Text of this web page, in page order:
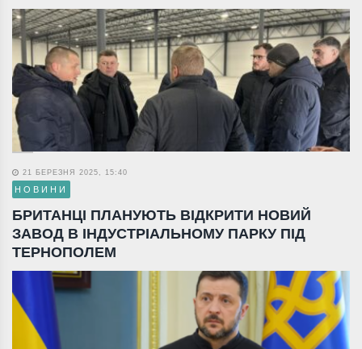
21 БЕРЕЗНЯ 2025, 15:40
НОВИНИ
БРИТАНЦІ ПЛАНУЮТЬ ВІДКРИТИ НОВИЙ
ЗАВОД В ІНДУСТРІАЛЬНОМУ ПАРКУ ПІД
ТЕРНОПОЛЕМ